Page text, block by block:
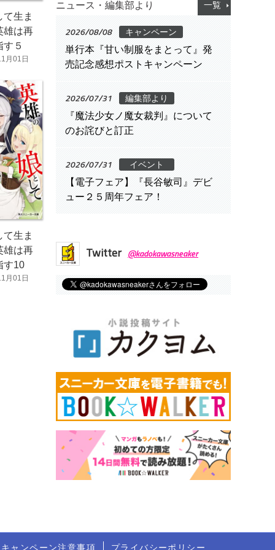
生ま
雄は再
５
月01日
生ま
雄は再
す10
月01日
ニュース・編集部より 一覧
2026/08/08 キャンペーン
単行本『甘い制服をまとって』発
売記念感想ポストキャンペーン
2026/07/31 編集部より
『魔法少女ノ魔女裁判』について
のお詫びと訂正
2026/07/31 イベント
【電子フェア】『長谷敏司』デビ
ュー２５周年フェア！
Twitter @kadokawasneaker
ャンペーン注意事項 プライバシーポリシー